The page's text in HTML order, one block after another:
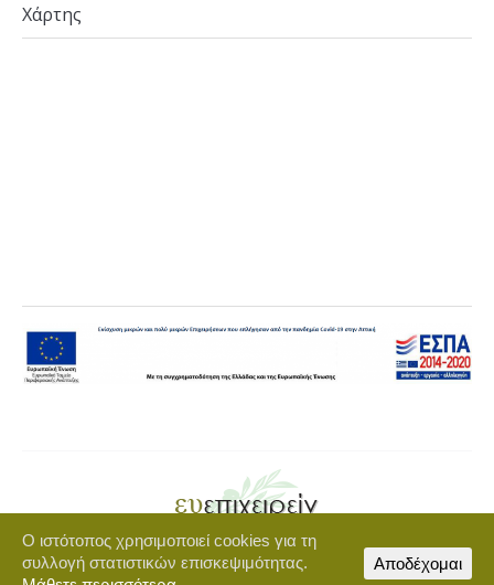
Χάρτης
Copyright © 2021 euepixeirein.gr | Developed by BigWebTheory
Ο ιστότοπος χρησιμοποιεί cookies για τη
συλλογή στατιστικών επισκεψιμότητας.
Αποδέχομαι